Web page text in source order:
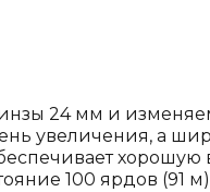
24 мм и
увеличения, а
100 ярдов